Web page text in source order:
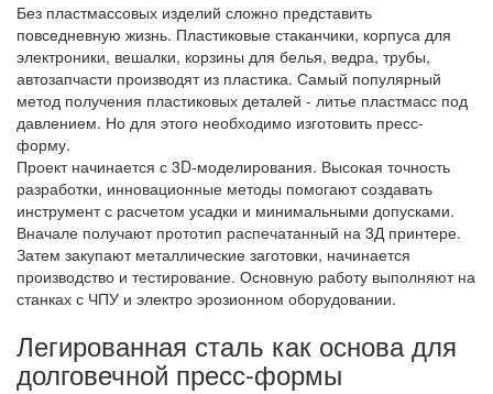
Без пластмассовых изделий сложно представить
повседневную жизнь. Пластиковые стаканчики, корпуса для
электроники, вешалки, корзины для белья, ведра, трубы,
автозапчасти производят из пластика. Самый популярный
метод получения пластиковых деталей - литье пластмасс под
давлением. Но для этого необходимо изготовить пресс-
форму.
Проект начинается с 3D-моделирования. Высокая точность
разработки, инновационные методы помогают создавать
инструмент с расчетом усадки и минимальными допусками.
Вначале получают прототип распечатанный на 3Д принтере.
Затем закупают металлические заготовки, начинается
производство и тестирование. Основную работу выполняют на
станках с ЧПУ и электро эрозионном оборудовании.
Легированная сталь как основа для
долговечной пресс-формы